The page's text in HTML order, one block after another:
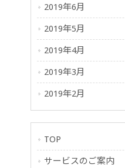
2019年6月
2019年5月
2019年4月
2019年3月
2019年2月
TOP
サービスのご案内